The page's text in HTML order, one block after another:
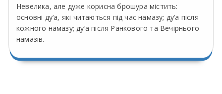
Невелика, але дуже корисна брошура містить:
основні ду‘а, які читаються під час намазу; ду‘а після
кожного намазу; ду‘а після Ранкового та Вечірнього
намазів.